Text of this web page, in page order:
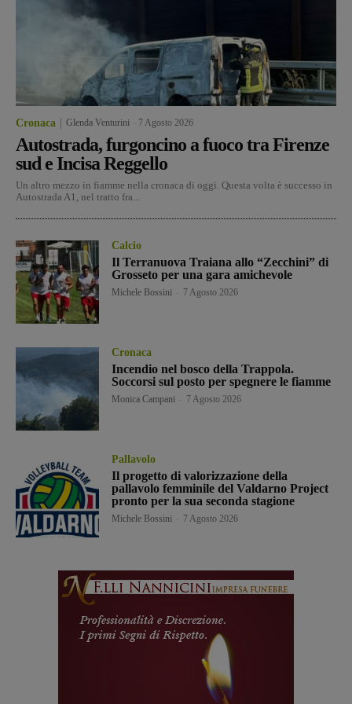
Cronaca Glenda Venturini 7 Agosto 2026
Autostrada, furgoncino a fuoco tra Firenze
sud e Incisa Reggello
Un altro mezzo in fiamme nella cronaca di oggi. Questa volta è successo in
Autostrada A1, nel tratto fra...
Calcio
Il Terranuova Traiana allo “Zecchini” di
Grosseto per una gara amichevole
Michele Bossini 7 Agosto 2026
Cronaca
Incendio nel bosco della Trappola.
Soccorsi sul posto per spegnere le fiamme
Monica Campani 7 Agosto 2026
Pallavolo
Il progetto di valorizzazione della
pallavolo femminile del Valdarno Project
pronto per la sua seconda stagione
Michele Bossini 7 Agosto 2026